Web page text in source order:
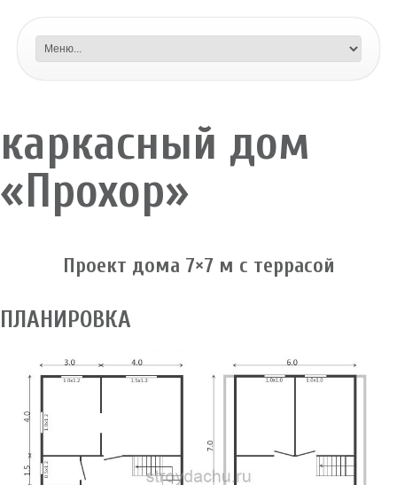
каркасный дом
«Прохор»
Проект дома 7×7 м с террасой
ПЛАНИРОВКА